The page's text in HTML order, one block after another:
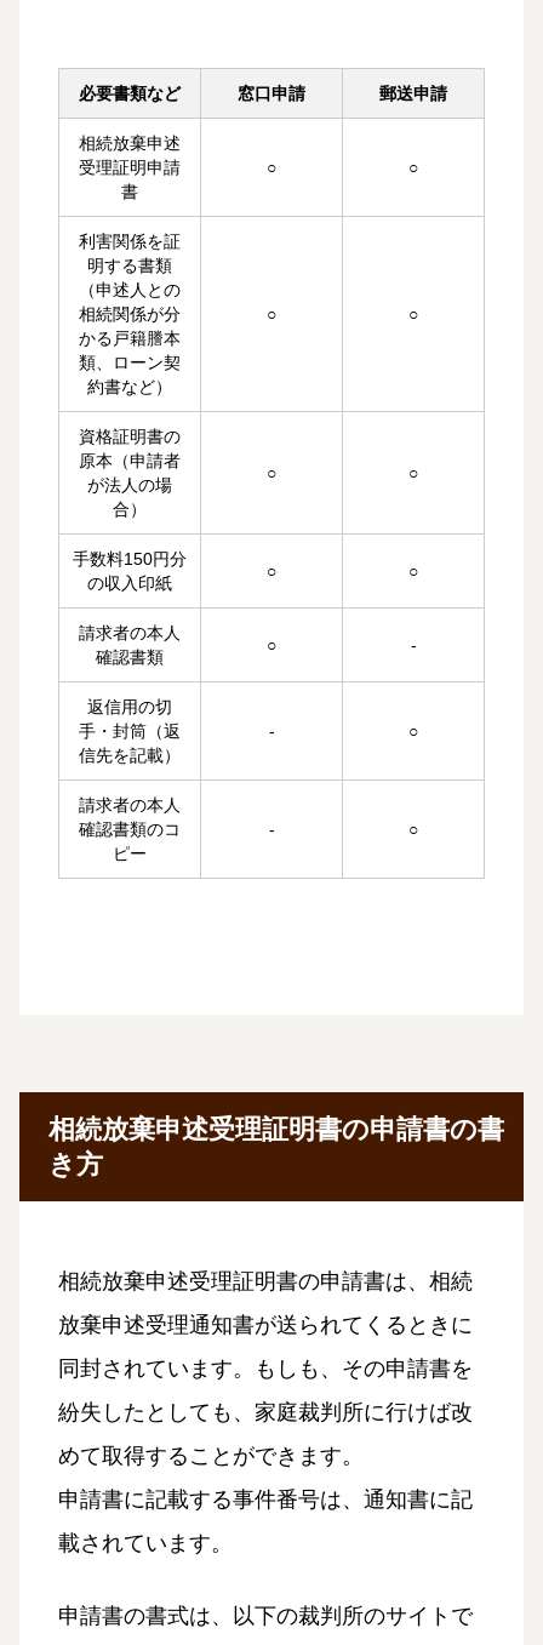
必要書類など 窓口申請 郵送申請
相続放棄申述
受理証明申請
書
○ ○
利害関係を証
明する書類
（申述人との
相続関係が分
かる戸籍謄本
類、ローン契
約書など）
○ ○
資格証明書の
原本（申請者
が法人の場
合）
○ ○
手数料150円分
の収入印紙
○ ○
請求者の本人
確認書類
○ ‐
返信用の切
手・封筒（返
信先を記載）
‐ ○
請求者の本人
確認書類のコ
ピー
‐ ○
相続放棄申述受理証明書の申請書の書
き方
相続放棄申述受理証明書の申請書は、相続
放棄申述受理通知書が送られてくるときに
同封されています。もしも、その申請書を
紛失したとしても、家庭裁判所に行けば改
めて取得することができます。
申請書に記載する事件番号は、通知書に記
載されています。
申請書の書式は、以下の裁判所のサイトで